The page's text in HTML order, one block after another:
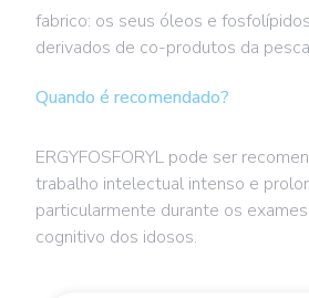
fabrico: os seus óleos e
derivados de co-produtos da
Quando é recomendado?
ERGYFOSFORYL pode ser
trabalho intelectual intenso e
particularmente durante os
cognitivo dos idosos.